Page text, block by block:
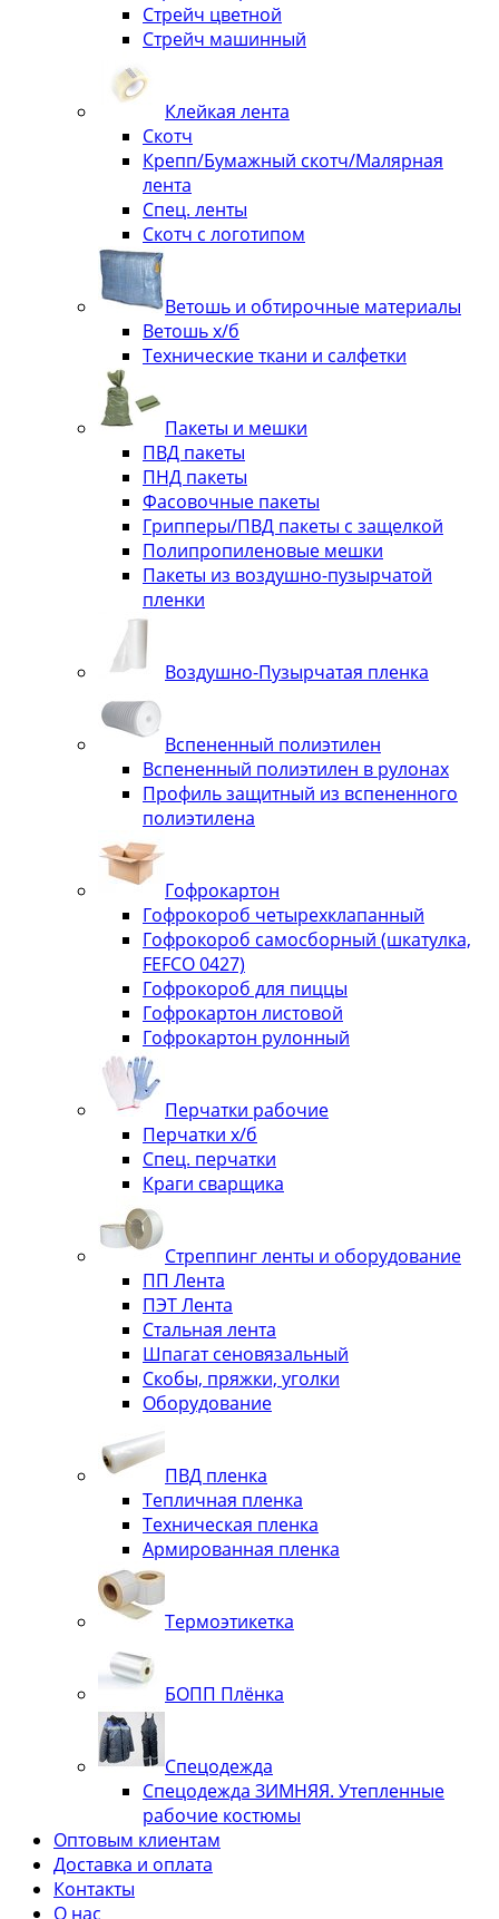
Стрейч цветной
Стрейч машинный
Клейкая лента
Скотч
Крепп/Бумажный скотч/Малярная
лента
Спец. ленты
Скотч с логотипом
Ветошь и обтирочные материалы
Ветошь х/б
Технические ткани и салфетки
Пакеты и мешки
ПВД пакеты
ПНД пакеты
Фасовочные пакеты
Грипперы/ПВД пакеты с защелкой
Полипропиленовые мешки
Пакеты из воздушно-пузырчатой
пленки
Воздушно-Пузырчатая пленка
Вспененный полиэтилен
Вспененный полиэтилен в рулонах
Профиль защитный из вспененного
полиэтилена
Гофрокартон
Гофрокороб четырехклапанный
Гофрокороб самосборный (шкатулка,
FEFCO 0427)
Гофрокороб для пиццы
Гофрокартон листовой
Гофрокартон рулонный
Перчатки рабочие
Перчатки х/б
Спец. перчатки
Краги сварщика
Стреппинг ленты и оборудование
ПП Лента
ПЭТ Лента
Стальная лента
Шпагат сеновязальный
Скобы, пряжки, уголки
Оборудование
ПВД пленка
Тепличная пленка
Техническая пленка
Армированная пленка
Термоэтикетка
БОПП Плёнка
Спецодежда
Спецодежда ЗИМНЯЯ. Утепленные
рабочие костюмы
Оптовым клиентам
Доставка и оплата
Контакты
О нас